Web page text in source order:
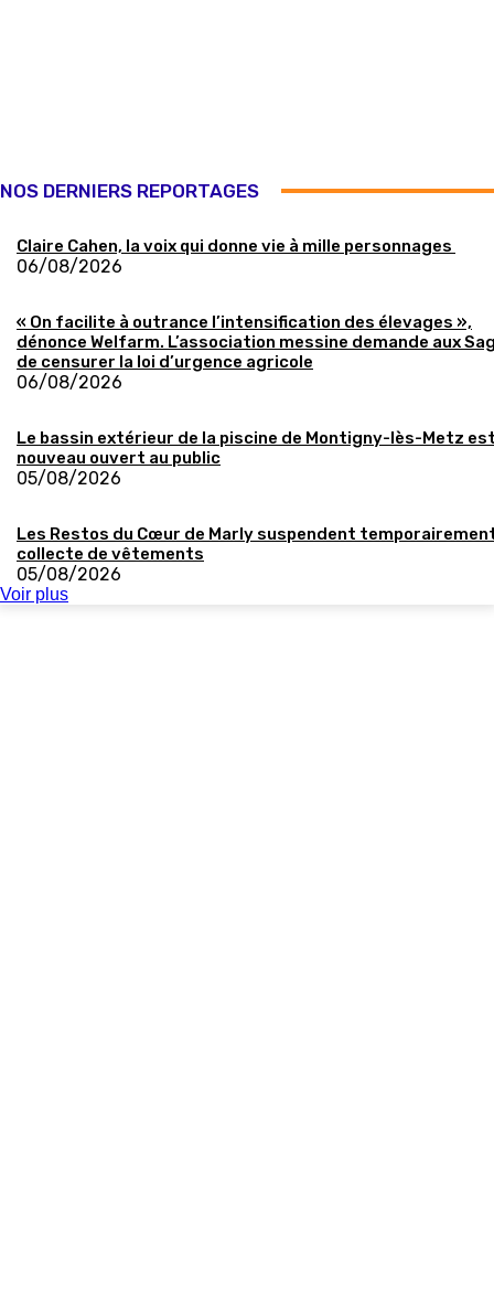
NOS DERNIERS REPORTAGES
Claire Cahen, la voix qui donne vie à mille personnages
06/08/2026
« On facilite à outrance l’intensification des élevages »,
dénonce Welfarm. L’association messine demande aux
de censurer la loi d’urgence agricole
06/08/2026
Le bassin extérieur de la piscine de Montigny-lès-Metz
nouveau ouvert au public
05/08/2026
Les Restos du Cœur de Marly suspendent
collecte de vêtements
05/08/2026
Voir plus